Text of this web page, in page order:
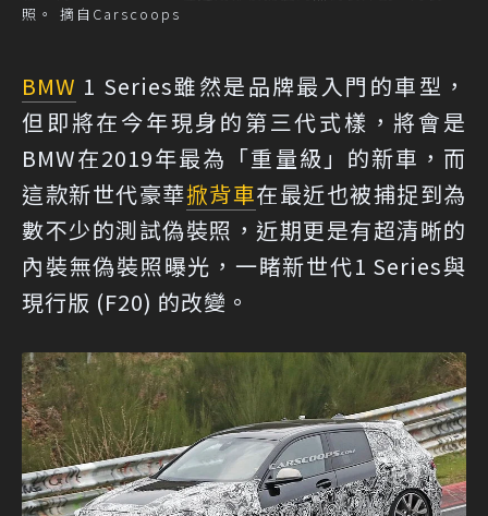
照。 摘自Carscoops
BMW 1 Series雖然是品牌最入門的車型，
但即將在今年現身的第三代式樣，將會是
BMW在2019年最為「重量級」的新車，而
這款新世代豪華掀背車在最近也被捕捉到為
數不少的測試偽裝照，近期更是有超清晰的
內裝無偽裝照曝光，一睹新世代1 Series與
現行版 (F20) 的改變。